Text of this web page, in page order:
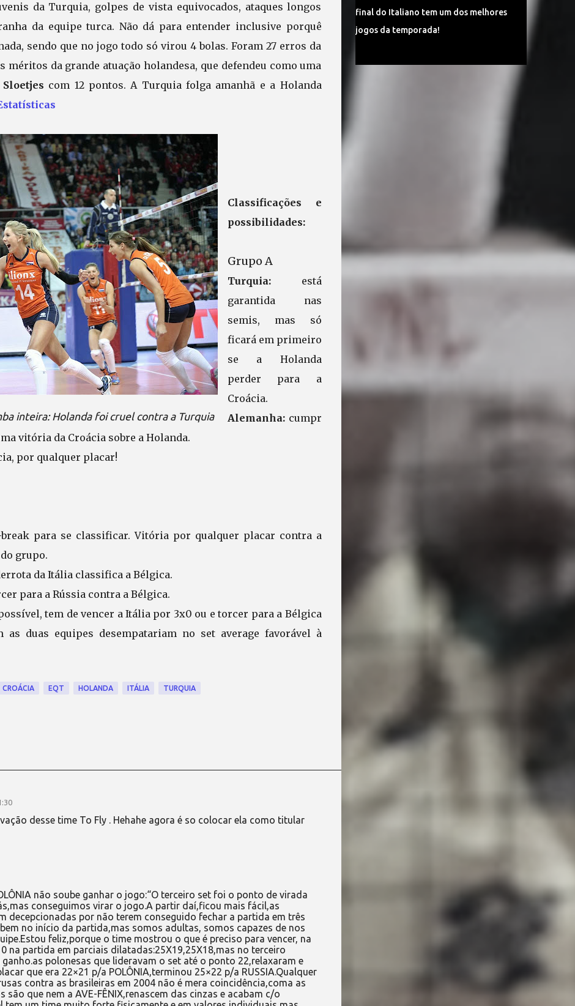
da Turquia, golpes de vista equivocados, ataques longos
da equipe turca. Não dá para entender inclusive porquê
sendo que no jogo todo só virou 4 bolas. Foram 27 erros da
méritos da grande atuação holandesa, que defendeu como uma
Sloetjes com 12 pontos. A Turquia folga amanhã e a Holanda
inteira: Holanda foi cruel contra a Turquia
Classificações e
possibilidades:
Grupo A
Turquia:está
garantida nas
semis, mas só
ficará em primeiro
se a Holanda
perder para a
Croácia.
Alemanha:cumpr
vitória da Croácia sobre a Holanda.
por qualquer placar!
para se classificar. Vitória por qualquer placar contra a
grupo.
da Itália classifica a Bélgica.
para a Rússia contra a Bélgica.
tem de vencer a Itália por 3x0 ou e torcer para a Bélgica
duas equipes desempatariam no set average favorável à
CROÁCIA EQT HOLANDA ITÁLIA TURQUIA
desse time To Fly . Hehahe agora é so colocar ela como titular
não soube ganhar o jogo:“O terceiro set foi o ponto de virada
conseguimos virar o jogo.A partir daí,ficou mais fácil,as
decepcionadas por não terem conseguido fechar a partida em três
no início da partida,mas somos adultas, somos capazes de nos
feliz,porque o time mostrou o que é preciso para vencer, na
na partida em parciais dilatadas:25X19,25X18,mas no terceiro
polonesas que lideravam o set até o ponto 22,relaxaram e
que era 22×21 p/a POLÔNIA,terminou 25×22 p/a RUSSIA.Qualquer
contra as brasileiras em 2004 não é mera coincidência,coma as
são que nem a AVE-FÊNIX,renascem das cinzas e acabam c/o
final do Italiano tem um dos melhores
jogos da temporada!